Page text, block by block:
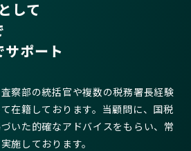
として
ポート
察部の統括官や複数の税務署長経験
在籍しております。当顧問に、国税
いた的確なアドバイスをもらい、常
施しております。